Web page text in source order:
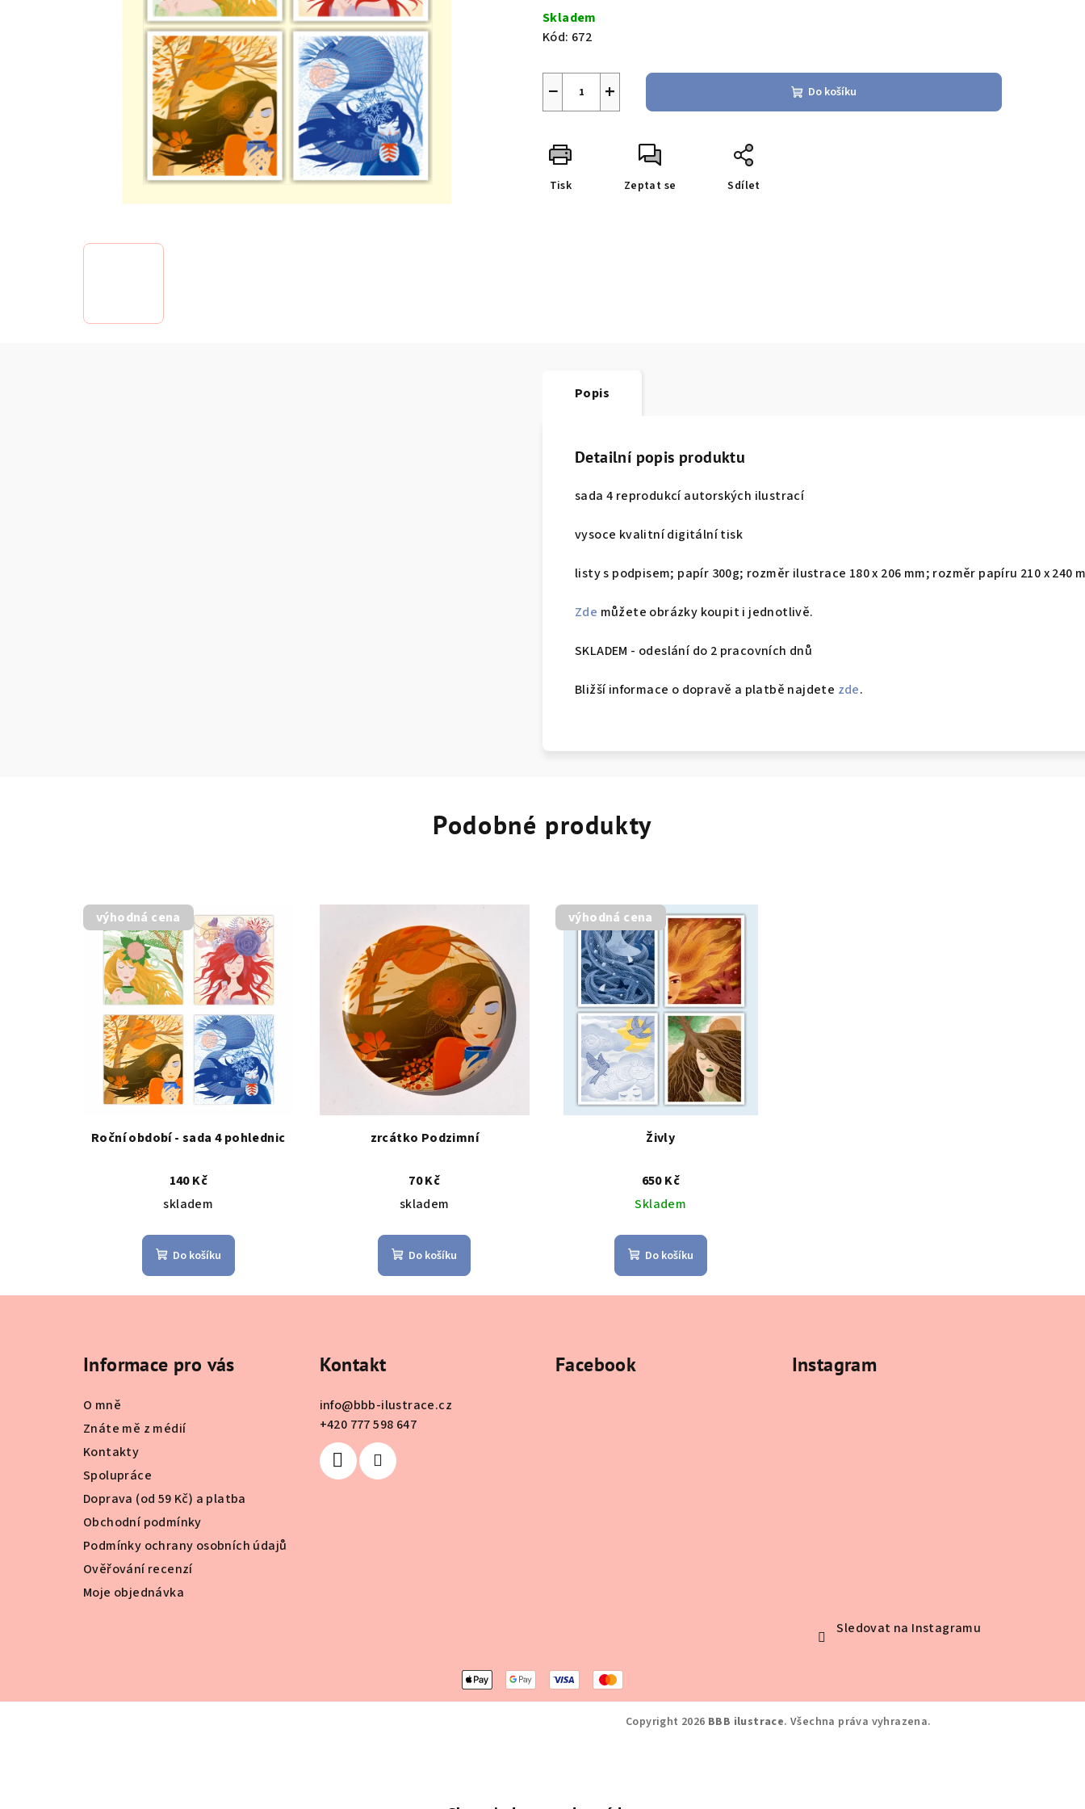
cena:
Skladem
Kód: 672
+
− Do košíku
Tisk Zeptat se Sdílet
Popis
Detailní popis produktu
sada 4 reprodukcí autorských ilustrací
vysoce kvalitní digitální tisk
listy s podpisem; papír 300g; rozměr ilustrace 180 x 206 mm; rozměr papíru 210 x
Zde můžete obrázky koupit i jednotlivě.
SKLADEM - odeslání do 2 pracovních dnů
Bližší informace o dopravě a platbě najdete zde.
Podobné produkty
výhodná cena
Roční období - sada 4 pohlednic
140 Kč
skladem
Do košíku
zrcátko Podzimní
70 Kč
skladem
Do košíku
výhodná cena
Živly
650 Kč
Skladem
Do košíku
Informace pro vás
O mně
Znáte mě z médií
Kontakty
Spolupráce
Doprava (od 59 Kč) a platba
Obchodní podmínky
Podmínky ochrany osobních údajů
Ověřování recenzí
Moje objednávka
Kontakt
info@bbb-ilustrace.cz
+420 777 598 647
Facebook Instagram
Sledovat na Instagramu
Copyright 2026 BBB ilustrace. Všechna práva vyhrazena.